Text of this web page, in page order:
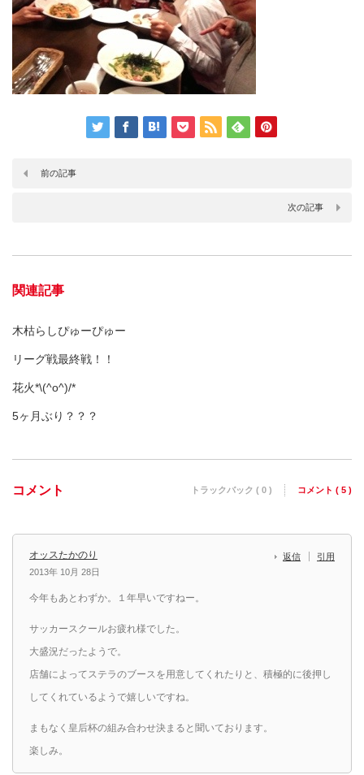
前の記事
次の記事
関連記事
木枯らしぴゅーぴゅー
リーグ戦最終戦！！
花火*\(^o^)/*
5ヶ月ぶり？？？
コメント トラックバック ( 0 ) コメント ( 5 )
オッスたかのり
2013年 10月 28日
返信 引用
今年もあとわずか。１年早いですねー。
サッカースクールお疲れ様でした。
大盛況だったようで。
店舗によってステラのブースを用意してくれたりと、積極的に後押し
してくれているようで嬉しいですね。
まもなく皇后杯の組み合わせ決まると聞いております。
楽しみ。